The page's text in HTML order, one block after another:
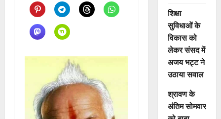
शिक्षा
सुविधाओं के
विकास को
लेकर संसद में
अजय भट्ट ने
उठाया सवाल
श्रावण के
अंतिम सोमवार